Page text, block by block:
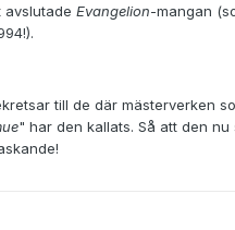
avslutade Evangelion-mangan
till de där mästerverken
" har den kallats. Så att den nu